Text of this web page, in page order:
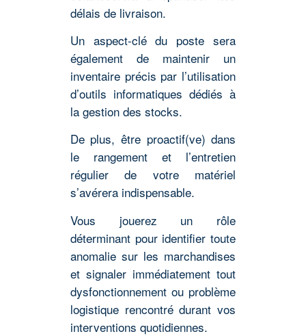
délais de livraison.
Un aspect-clé du poste sera
également de maintenir un
inventaire précis par l’utilisation
d’outils informatiques dédiés à
la gestion des stocks.
De plus, être proactif(ve) dans
le rangement et l’entretien
régulier de votre matériel
s’avérera indispensable.
Vous jouerez un rôle
déterminant pour identifier toute
anomalie sur les marchandises
et signaler immédiatement tout
dysfonctionnement ou problème
logistique rencontré durant vos
interventions quotidiennes.